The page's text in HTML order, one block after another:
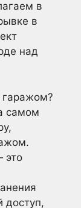
в
в
над
гаражом?
самом
это
доступ,